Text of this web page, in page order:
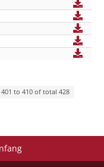
401 to 410 of total 428